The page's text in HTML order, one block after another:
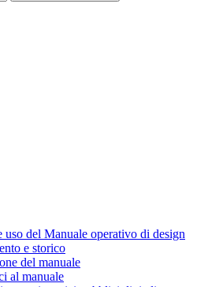
uso del Manuale operativo di design
e storico
del manuale
al manuale